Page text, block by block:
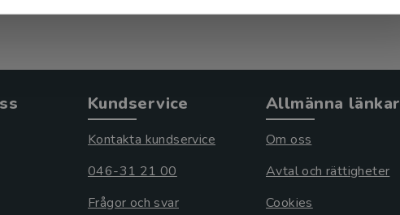
Kundservice
Kontakta kundservice
046-31 21 00
Frågor och svar
Allmänna länkar
Om oss
Avtal och rättigheter
Cookies